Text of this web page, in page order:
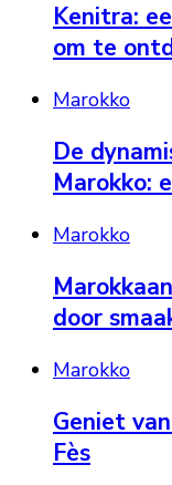
Kenitra:
om te
Marokko
De
Marokko:
Marokko
door
Marokko
Geniet
Fès